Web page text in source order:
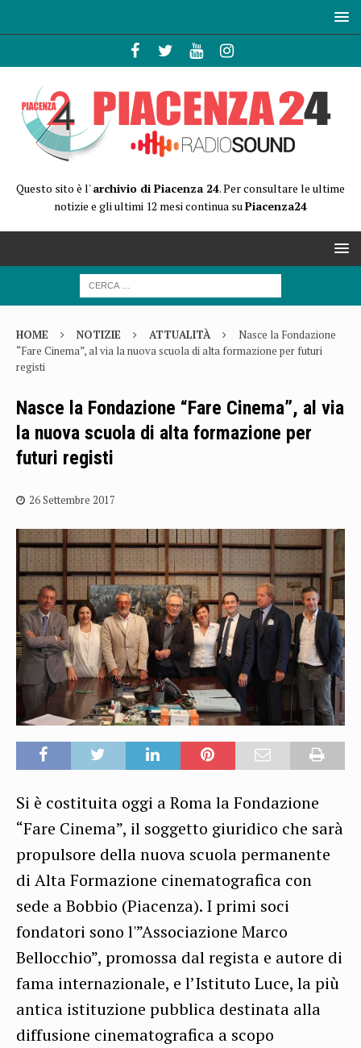
Questo sito è l'archivio di Piacenza 24. Per consultare le ultime
notizie e gli ultimi 12 mesi continua suPiacenza24
HOME NOTIZIE ATTUALITÀ
Nasce la Fondazione
“Fare Cinema”, al via la nuova scuola di alta formazione per futuri
registi
Nasce la Fondazione “Fare Cinema”, al via
la nuova scuola di alta formazione per
futuri registi
26 Settembre 2017
Si è costituita oggi a Roma la Fondazione
“Fare Cinema”, il soggetto giuridico che sarà
propulsore della nuova scuola permanente
di Alta Formazione cinematografica con
sede a Bobbio (Piacenza). I primi soci
fondatori sono l'”Associazione Marco
Bellocchio”, promossa dal regista e autore di
fama internazionale, e l’Istituto Luce, la più
antica istituzione pubblica destinata alla
diffusione cinematografica a scopo